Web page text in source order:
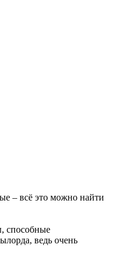
– всё это можно найти
способные
ведь очень